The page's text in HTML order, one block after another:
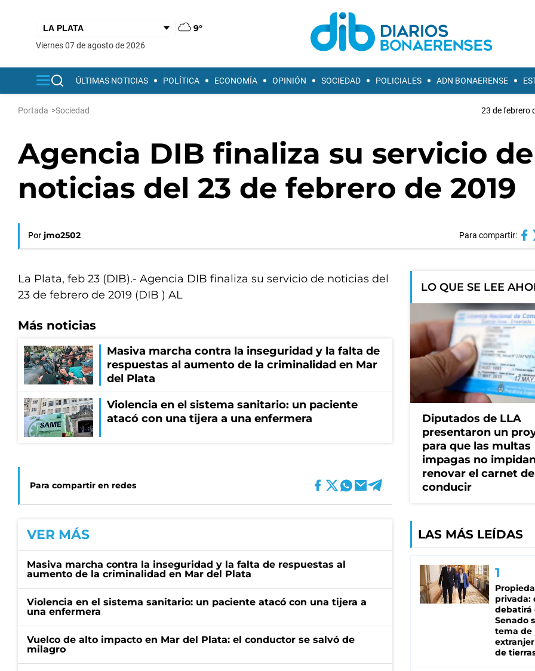
9°
viernes 07 de agosto de 2026
ÚLTIMAS NOTICIAS POLÍTICA ECONOMÍA OPINIÓN SOCIEDAD POLICIALES ADN BONAERENSE
Portada >Sociedad 23 de febrero
Agencia DIB finaliza su servicio de
noticias del 23 de febrero de 2019
Por jmo2502 Para compartir:
La Plata, feb 23 (DIB).- Agencia DIB finaliza su servicio de noticias del
23 de febrero de 2019 (DIB ) AL
Más noticias
Masiva marcha contra la inseguridad y la falta de
respuestas al aumento de la criminalidad en Mar
del Plata
Violencia en el sistema sanitario: un paciente
atacó con una tijera a una enfermera
Para compartir en redes
VER MÁS
Masiva marcha contra la inseguridad y la falta de respuestas al
aumento de la criminalidad en Mar del Plata
Violencia en el sistema sanitario: un paciente atacó con una tijera a
una enfermera
Vuelco de alto impacto en Mar del Plata: el conductor se salvó de
milagro
LO QUE SE LEE
Diputados de LLA
presentaron un
para que las multas
impagas no
renovar el carnet de
conducir
LAS MÁS LEÍDAS
privada:
debatirá
Senado
tema de
de